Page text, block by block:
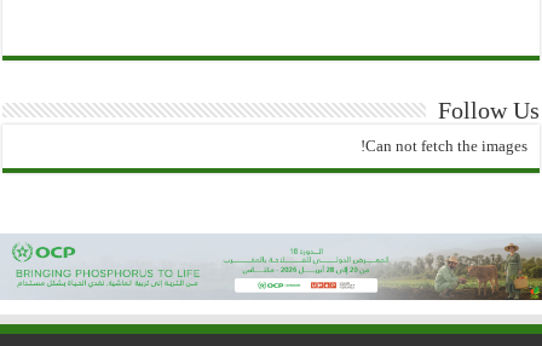
Follow Us
Can not fetch the images!